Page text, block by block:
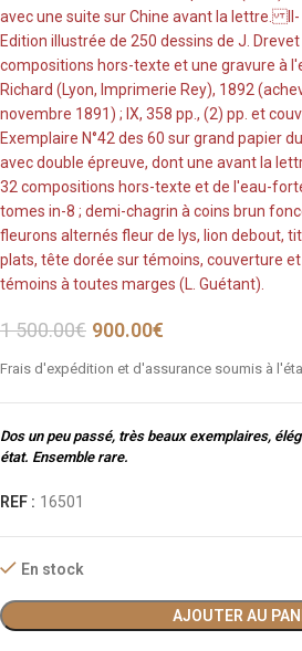
avec une suite sur Chine avant la lettre. II-
Edition illustrée de 250 dessins de J.
compositions hors-texte et une gravure à
Richard (Lyon, Imprimerie Rey), 1892
novembre 1891) ; IX, 358 pp., (2) pp. et
Exemplaire N°42 des 60 sur grand papier
avec double épreuve, dont une avant la
32 compositions hors-texte et de l'eau-
tomes in-8 ; demi-chagrin à coins brun
fleurons alternés fleur de lys, lion debout,
plats, tête dorée sur témoins, couverture
témoins à toutes marges (L. Guétant).
1 500.00€ 900.00€
Frais d'expédition et d'assurance soumis à
Dos un peu passé, très beaux exemplaires,
état. Ensemble rare.
REF : 16501
En stock
AJOUTER AU